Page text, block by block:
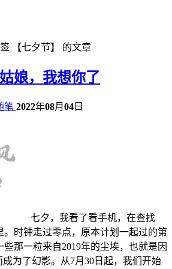
【七夕节】 的文章
娘，我想你了
笔 2022年08月 04 日
七夕，我看了看手机，在查找
。时钟走过零点，原本计划一起过的第
那一粒来自2019年的尘埃，也就是因
成为了幻影。从7月30日起，我们开始